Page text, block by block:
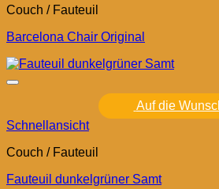
Couch / Fauteuil
Barcelona Chair Original
Auf die
Schnellansicht
Couch / Fauteuil
Fauteuil dunkelgrüner Samt